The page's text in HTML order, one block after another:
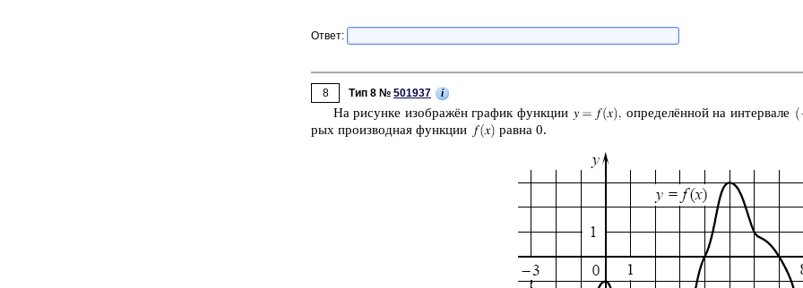
Ответ:
8 Тип 8 № 501937 i
На ри­сун­ке изоб­ражён гра­фик функ­ции опре­делённой на ин­тер­ва­ле
рых про­из­вод­ная функ­ции
равна 0.